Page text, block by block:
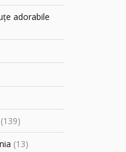
adorabile
(139)
(13)